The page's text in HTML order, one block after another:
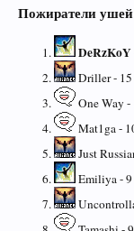
Пожиратели
DeRzKoY
Driller - 15
One Way -
Mat1ga -
Just
Emiliya - 9